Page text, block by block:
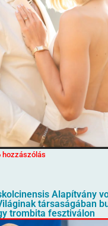
hozzászólás
Alapítvány
társaságában
trombita fesztiválon